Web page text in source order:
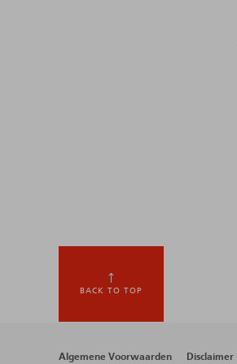
BACK TO TOP
Algemene Voorwaarden Disclaimer